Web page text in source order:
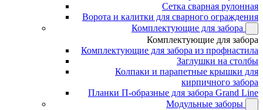
Сетка сварная рулонная
Ворота и калитки для сварного ограждения
Комплектующие для забора
Комплектующие для забора
Комплектующие для забора из профнастила
Заглушки на столбы
Колпаки и парапетные крышки для
кирпичного забора
Планки П-образные для забора Grand Line
Модульные заборы